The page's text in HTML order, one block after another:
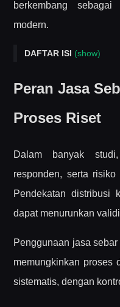
berkembang
modern.
DAFTAR ISI (show)
Kualitas Data sebagai
Peran Jasa
Proses Riset
Dalam banyak
responden, serta
Pendekatan distribusi
dapat menurunkan
Penggunaan jasa
memungkinkan proses
sistematis, dengan